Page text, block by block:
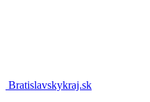
Bratislavskykraj.sk